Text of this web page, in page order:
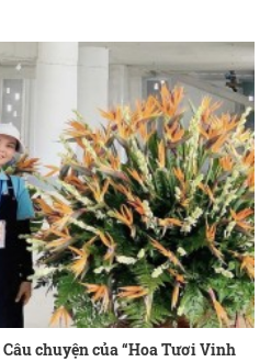
chuyện của “Hoa Tươi Vinh